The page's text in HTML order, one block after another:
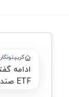
کریپتونگار
ETF صندوق اسپات بیت کوین